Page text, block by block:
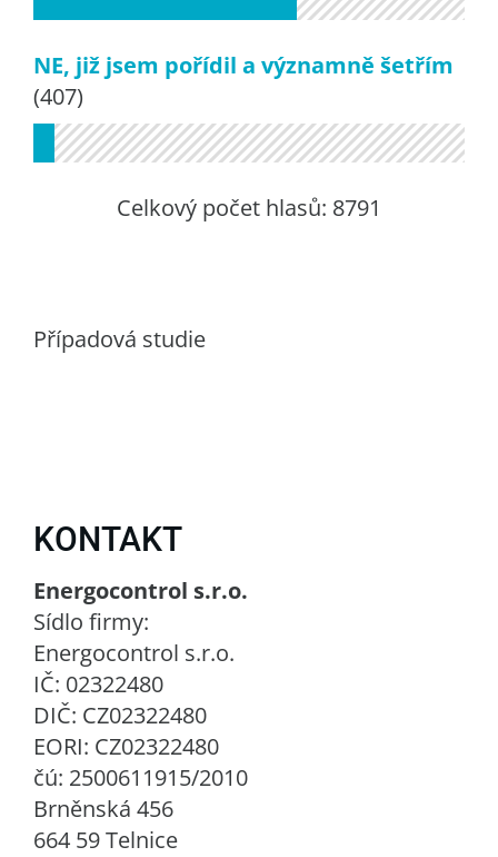
NE, již jsem pořídil a významně šetřím
(407)
Celkový počet hlasů: 8791
Případová studie
KONTAKT
Energocontrol s.r.o.
Sídlo firmy:
Energocontrol s.r.o.
IČ: 02322480
DIČ: CZ02322480
EORI: CZ02322480
čú: 2500611915/2010
Brněnská 456
664 59 Telnice